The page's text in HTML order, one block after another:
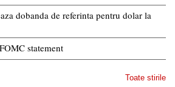
dobanda de referinta pentru dolar la
statement
Toate stirile